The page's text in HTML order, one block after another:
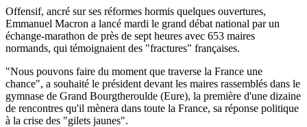
Offensif, ancré sur ses réformes hormis quelques ouvertures,
Emmanuel Macron a lancé mardi le grand débat national par un
échange-marathon de près de sept heures avec 653 maires
normands, qui témoignaient des "fractures" françaises.
"Nous pouvons faire du moment que traverse la France une
chance", a souhaité le président devant les maires rassemblés dans le
gymnase de Grand Bourgtheroulde (Eure), la première d'une dizaine
de rencontres qu'il mènera dans toute la France, sa réponse politique
à la crise des "gilets jaunes".